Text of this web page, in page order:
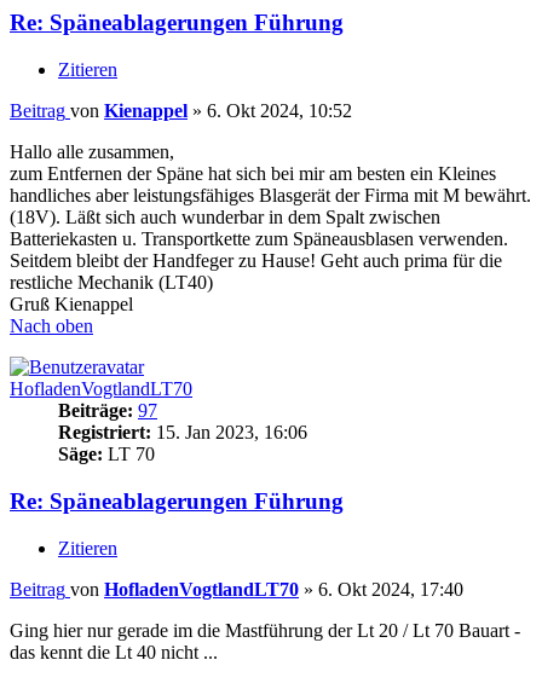
Re: Späneablagerungen Führung
Zitieren
Beitrag von Kienappel » 6. Okt 2024, 10:52
Hallo alle zusammen,
zum Entfernen der Späne hat sich bei mir am besten ein Kleines
handliches aber leistungsfähiges Blasgerät der Firma mit M bewährt.
(18V). Läßt sich auch wunderbar in dem Spalt zwischen
Batteriekasten u. Transportkette zum Späneausblasen verwenden.
Seitdem bleibt der Handfeger zu Hause! Geht auch prima für die
restliche Mechanik (LT40)
Gruß Kienappel
Nach oben
HofladenVogtlandLT70
Beiträge: 97
Registriert: 15. Jan 2023, 16:06
Säge: LT 70
Re: Späneablagerungen Führung
Zitieren
Beitrag von HofladenVogtlandLT70 » 6. Okt 2024, 17:40
Ging hier nur gerade im die Mastführung der Lt 20 / Lt 70 Bauart -
das kennt die Lt 40 nicht ...